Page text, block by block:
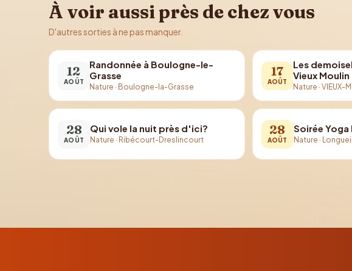
À voir aussi près de chez vous
D'autres sorties à ne pas manquer.
12
AOÛT
Randonnée à Boulogne-le-
Grasse
Nature · Boulogne-la-Grasse
17
AOÛT
Les
Vieux Moulin
Nature · VIEUX-
28
AOÛT
Qui vole la nuit près d'ici?
Nature · Ribécourt-Dreslincourt
28
AOÛT
Soirée Yoga
Nature ·